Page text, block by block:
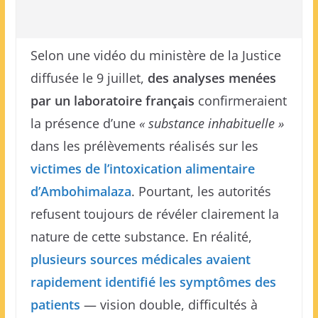
Selon une vidéo du ministère de la Justice
diffusée le 9 juillet, des analyses menées
par un laboratoire français confirmeraient
la présence d’une « substance inhabituelle »
dans les prélèvements réalisés sur les
victimes de l’intoxication alimentaire
d’Ambohimalaza. Pourtant, les autorités
refusent toujours de révéler clairement la
nature de cette substance. En réalité,
plusieurs sources médicales avaient
rapidement identifié les symptômes des
patients — vision double, difficultés à